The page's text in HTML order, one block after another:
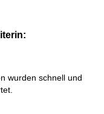
wurden schnell und